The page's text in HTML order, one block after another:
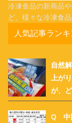
冷凍食品の新商品
ど、様々な冷凍食
人気記事ランキ
自然
上が
が、
Q 中